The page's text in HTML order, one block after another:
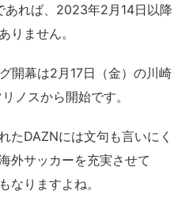
あれば、2023年2月14日以降
りません。
開幕は2月17日（金）の川崎
ノスから開始です。
たDAZNには文句も言いにく
外サッカーを充実させて
なりますよね。